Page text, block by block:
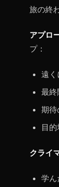
旅の終
アプロ
プ：
遠く
最終
期待
目
クライ
学ん